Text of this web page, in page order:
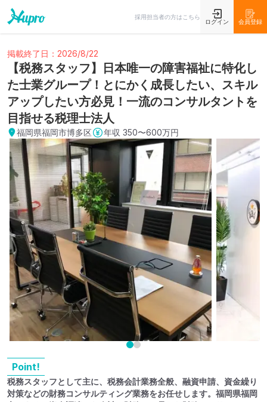
採用担当者の方はこちら
ログイン 会員登録
掲載終了日：2026/8/22
【税務スタッフ】日本唯一の障害福祉に特化し
た士業グループ！とにかく成長したい、スキル
アップしたい方必見！一流のコンサルタントを
目指せる税理士法人
福岡県福岡市博多区 年収 350〜600万円
Point!
税務スタッフとして主に、税務会計業務全般、融資申請、資金繰り
対策などの財務コンサルティング業務をお任せします。福岡県福岡